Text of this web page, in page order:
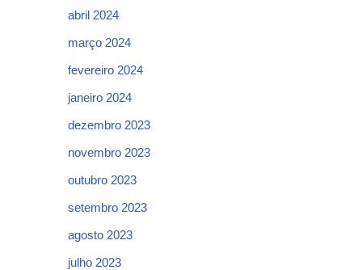
abril 2024
março 2024
fevereiro 2024
janeiro 2024
dezembro 2023
novembro 2023
outubro 2023
setembro 2023
agosto 2023
julho 2023